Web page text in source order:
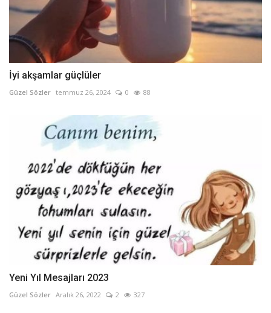
İyi akşamlar güçlüler
Güzel Sözler temmuz 26, 2024 0 88
Yeni Yıl Mesajları 2023
Güzel Sözler Aralık 26, 2022 2 327